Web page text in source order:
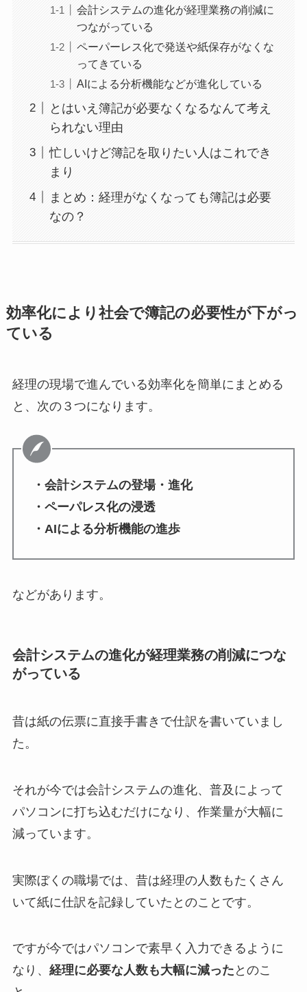
会計システムの進化が経理業務の削減に
つながっている
ペーパーレス化で発送や紙保存がなくな
ってきている
AIによる分析機能などが進化している
とはいえ簿記が必要なくなるなんて考え
られない理由
忙しいけど簿記を取りたい人はこれでき
まり
まとめ：経理がなくなっても簿記は必要
なの？
効率化により社会で簿記の必要性が下がっ
ている
経理の現場で進んでいる効率化を簡単にまとめる
と、次の３つになります。
・会計システムの登場・進化
・ペーパレス化の浸透
・AIによる分析機能の進歩
などがあります。
会計システムの進化が経理業務の削減につな
がっている
昔は紙の伝票に直接手書きで仕訳を書いていまし
た。
それが今では会計システムの進化、普及によって
パソコンに打ち込むだけになり、作業量が大幅に
減っています。
実際ぼくの職場では、昔は経理の人数もたくさん
いて紙に仕訳を記録していたとのことです。
ですが今ではパソコンで素早く入力できるように
なり、 経理に必要な人数も大幅に減った とのこ